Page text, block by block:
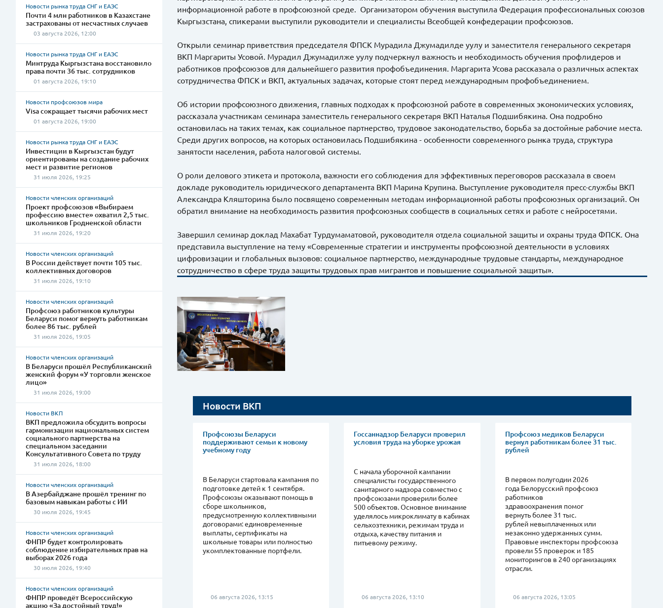
Новости рынка труда СНГ и ЕАЭС
Почти 4 млн работников в Казахстане
застрахованы от несчастных случаев
03 августа 2026, 12:00
Новости рынка труда СНГ и ЕАЭС
Минтруда Кыргызстана восстановило
права почти 36 тыс. сотрудников
01 августа 2026, 19:10
Новости профсоюзов мира
Visa сокращает тысячи рабочих мест
01 августа 2026, 19:00
Новости рынка труда СНГ и ЕАЭС
Инвестиции в Кыргызстан будут
ориентированы на создание рабочих
мест и развитие регионов
31 июля 2026, 19:25
Новости членских организаций
Проект профсоюзов «Выбираем
профессию вместе» охватил 2,5 тыс.
школьников Гродненской области
31 июля 2026, 19:20
Новости членских организаций
В России действует почти 105 тыс.
коллективных договоров
31 июля 2026, 19:10
Новости членских организаций
Профсоюз работников культуры
Беларуси помог вернуть работникам
более 86 тыс. рублей
31 июля 2026, 19:05
Новости членских организаций
В Беларуси прошёл Республиканский
женский форум «У торговли женское
лицо»
31 июля 2026, 19:00
Новости ВКП
ВКП предложила обсудить вопросы
гармонизации национальных систем
социального партнерства на
специальном заседании
Консультативного Совета по труду
31 июля 2026, 18:00
Новости членских организаций
В Азербайджане прошёл тренинг по
базовым навыкам работы с ИИ
30 июля 2026, 19:45
Новости членских организаций
ФНПР будет контролировать
соблюдение избирательных прав на
выборах 2026 года
30 июля 2026, 19:40
Новости членских организаций
ФНПР проведёт Всероссийскую
акцию «За достойный труд!»
информационной работе в профсоюзной среде. Организатором обучения выступила Федерация профессиональных союзов
Кыргызстана, спикерами выступили руководители и специалисты Всеобщей конфедерации профсоюзов.
Открыли семинар приветствия председателя ФПСК Мурадила Джумадилде уулу и заместителя генерального секретаря
ВКП Маргариты Усовой. Мурадил Джумадилже уулу подчеркнул важность и необходимость обучения профлидеров и
работников профсоюзов для дальнейшего развития профобъединения. Маргарита Усова рассказала о различных аспектах
сотрудничества ФПСК и ВКП, актуальных задачах, которые стоят перед международным профобъединением.
Об истории профсоюзного движения, главных подходах к профсоюзной работе в современных экономических условиях,
рассказала участникам семинара заместитель генерального секретаря ВКП Наталья Подшибякина. Она подробно
остановилась на таких темах, как социальное партнерство, трудовое законодательство, борьба за достойные рабочие места.
Среди других вопросов, на которых остановилась Подшибякина - особенности современного рынка труда, структура
занятости населения, работа налоговой системы.
О роли делового этикета и протокола, важности его соблюдения для эффективных переговоров рассказала в своем
докладе руководитель юридического департамента ВКП Марина Крупина. Выступление руководителя пресс-службы ВКП
Александра Кляшторина было посвящено современным методам информационной работы профсоюзных организаций. Он
обратил внимание на необходимость развития профсоюзных сообществ в социальных сетях и работе с нейросетями.
Завершил семинар доклад Махабат Турдумаматовой, руководителя отдела социальной защиты и охраны труда ФПСК. Она
представила выступление на тему «Современные стратегии и инструменты профсоюзной деятельности в условиях
цифровизации и глобальных вызовов: социальное партнерство, международные трудовые стандарты, международное
сотрудничество в сфере труда защиты трудовых прав мигрантов и повышение социальной защиты».
Новости ВКП
Профсоюзы Беларуси
поддерживают семьи к новому
учебному году
В Беларуси стартовала кампания по
подготовке детей к 1 сентября.
Профсоюзы оказывают помощь в
сборе школьников,
предусмотренную коллективными
договорами: единовременные
выплаты, сертификаты на
школьные товары или полностью
укомплектованные портфели.
06 августа 2026, 13:15
Госсаннадзор Беларуси проверил
условия труда на уборке урожая
С начала уборочной кампании
специалисты государственного
санитарного надзора совместно с
профсоюзами проверили более
500 объектов. Основное внимание
уделялось микроклимату в кабинах
сельхозтехники, режимам труда и
отдыха, качеству питания и
питьевому режиму.
06 августа 2026, 13:10
Профсоюз медиков Беларуси
вернул работникам более 31 тыс.
рублей
В первом полугодии 2026
года Белорусский профсоюз
работников
здравоохранения помог
вернуть более 31 тыс.
рублей невыплаченных или
незаконно удержанных сумм.
Правовые инспекторы профсоюза
провели 55 проверок и 185
мониторингов в 240 организациях
отрасли.
06 августа 2026, 13:05